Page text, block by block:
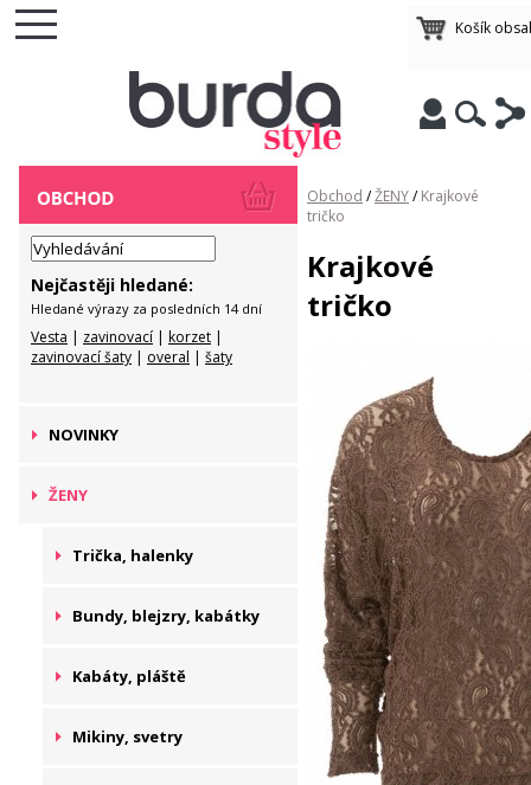
Košík
Nejčastěji hledané:
Hledané výrazy za posledních 14 dní
Vesta | zavinovací | korzet |
zavinovací šaty | overal | šaty
NOVINKY
ŽENY
Trička, halenky
Bundy, blejzry, kabátky
Kabáty, pláště
Mikiny, svetry
Obchod /ŽENY/ Krajkové
tričko
Krajkové
tričko